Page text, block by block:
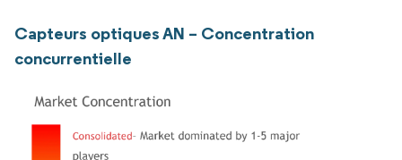
Capteurs optiques AN – Concentration
concurrentielle